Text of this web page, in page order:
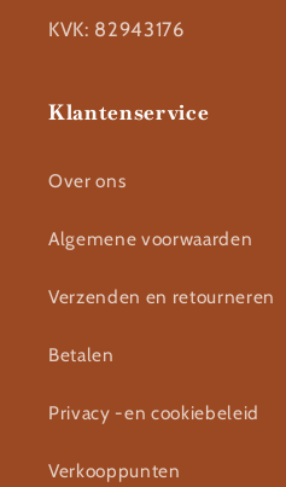
KVK: 82943176
Klantenservice
Over ons
Algemene voorwaarden
Verzenden en retourneren
Betalen
Privacy -en cookiebeleid
Verkooppunten